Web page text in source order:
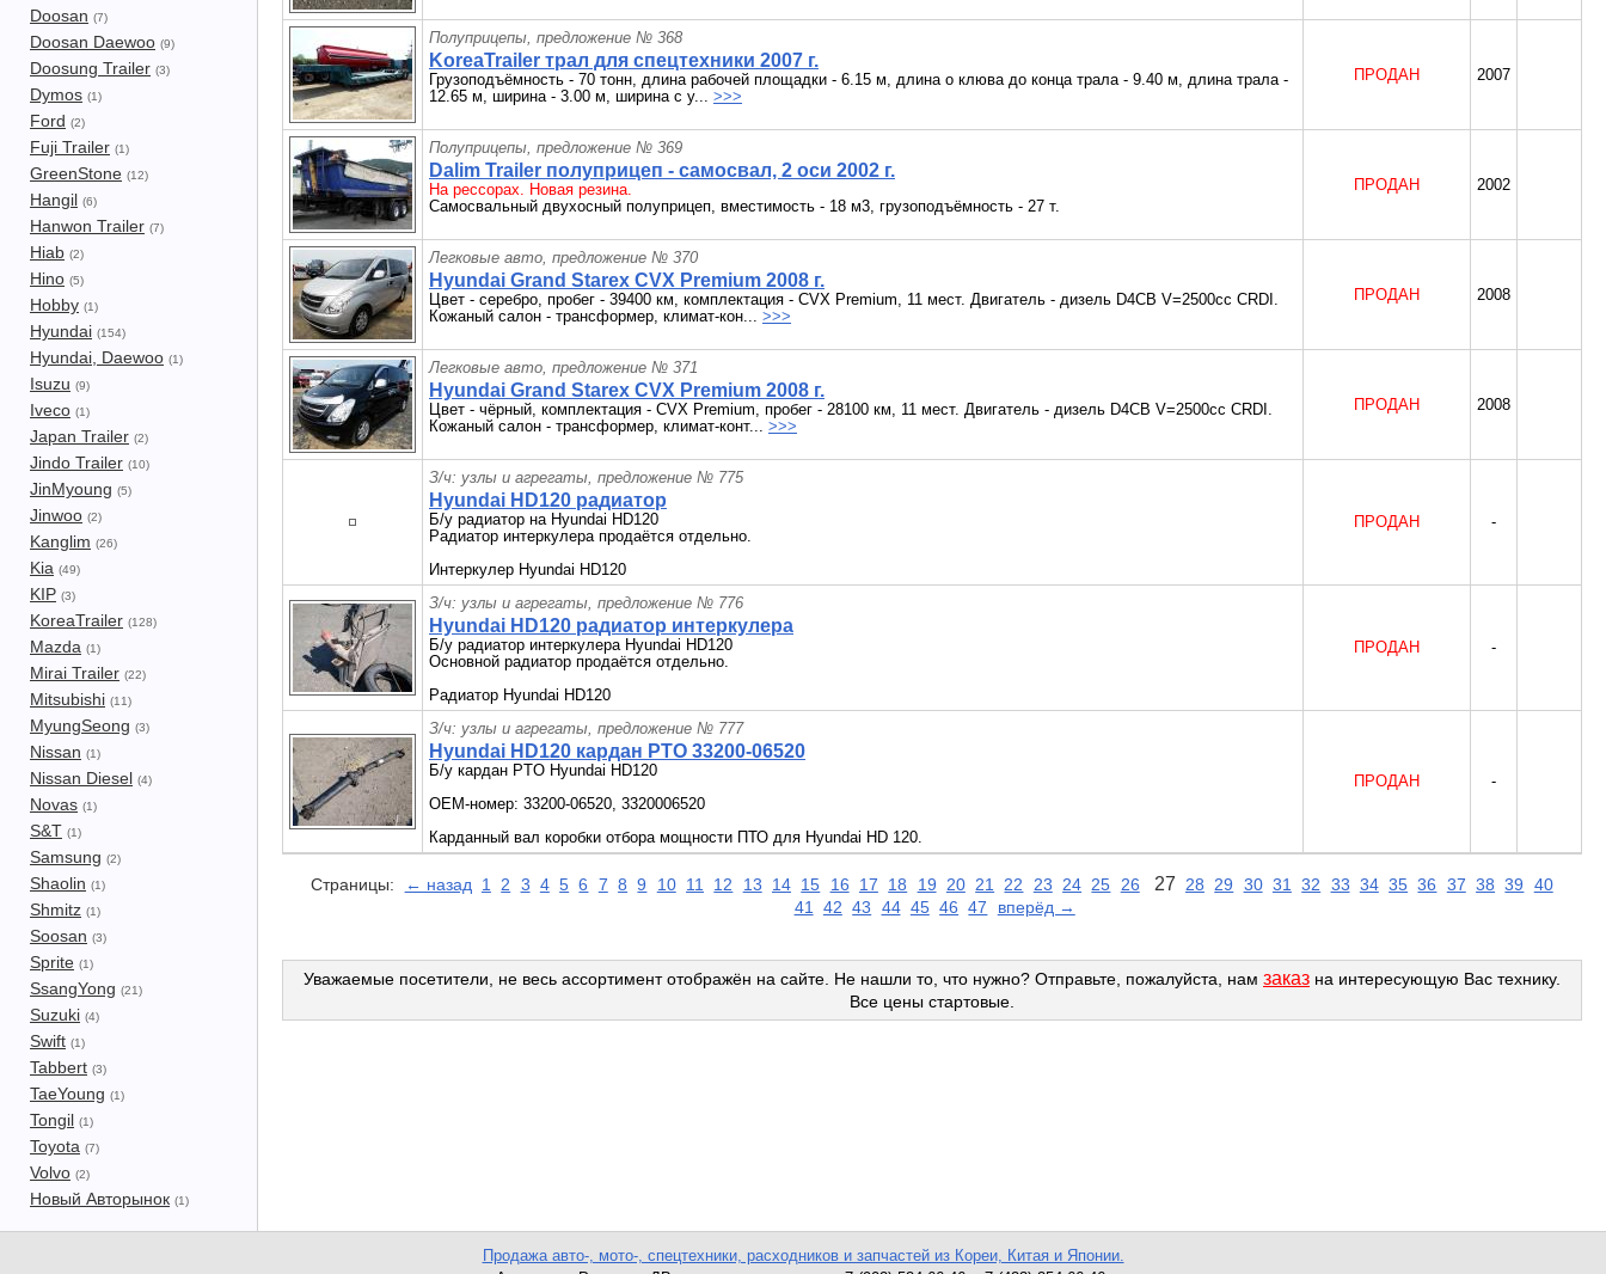
Doosan (7)
Doosan Daewoo (9)
Doosung Trailer (3)
Dymos (1)
Ford (2)
Fuji Trailer (1)
GreenStone (12)
Hangil (6)
Hanwon Trailer (7)
Hiab (2)
Hino (5)
Hobby (1)
Hyundai (154)
Hyundai, Daewoo (1)
Isuzu (9)
Iveco (1)
Japan Trailer (2)
Jindo Trailer (10)
JinMyoung (5)
Jinwoo (2)
Kanglim (26)
Kia (49)
KIP (3)
KoreaTrailer (128)
Mazda (1)
Mirai Trailer (22)
Mitsubishi (11)
MyungSeong (3)
Nissan (1)
Nissan Diesel (4)
Novas (1)
S&T (1)
Samsung (2)
Shaolin (1)
Shmitz (1)
Soosan (3)
Sprite (1)
SsangYong (21)
Suzuki (4)
Swift (1)
Tabbert (3)
TaeYoung (1)
Tongil (1)
Toyota (7)
Volvo (2)
Новый Авторынок (1)
Полуприцепы, предложение № 368
KoreaTrailer трал для спецтехники 2007 г.
Грузоподъёмность - 70 тонн, длина рабочей площадки - 6.15 м, длина о клюва до конца трала - 9.40 м, длина трала -
12.65 м, ширина - 3.00 м, ширина с у... >>>
ПРОДАН 2007
Полуприцепы, предложение № 369
Dalim Trailer полуприцеп - самосвал, 2 оси 2002 г.
На рессорах. Новая резина.
Самосвальный двухосный полуприцеп, вместимость - 18 м3, грузоподъёмность - 27 т.
ПРОДАН 2002
Легковые авто, предложение № 370
Hyundai Grand Starex CVX Premium 2008 г.
Цвет - серебро, пробег - 39400 км, комплектация - CVX Premium, 11 мест. Двигатель - дизель D4CB V=2500cc CRDI.
Кожаный салон - трансформер, климат-кон... >>>
ПРОДАН 2008
Легковые авто, предложение № 371
Hyundai Grand Starex CVX Premium 2008 г.
Цвет - чёрный, комплектация - CVX Premium, пробег - 28100 км, 11 мест. Двигатель - дизель D4CB V=2500cc CRDI.
Кожаный салон - трансформер, климат-конт... >>>
ПРОДАН 2008
З/ч: узлы и агрегаты, предложение № 775
Hyundai HD120 радиатор
Б/у радиатор на Hyundai HD120
Радиатор интеркулера продаётся отдельно.
Интеркулер Hyundai HD120
ПРОДАН -
З/ч: узлы и агрегаты, предложение № 776
Hyundai HD120 радиатор интеркулера
Б/у радиатор интеркулера Hyundai HD120
Основной радиатор продаётся отдельно.
Радиатор Hyundai HD120
ПРОДАН -
З/ч: узлы и агрегаты, предложение № 777
Hyundai HD120 кардан PTO 33200-06520
Б/у кардан PTO Hyundai HD120
OEM-номер: 33200-06520, 3320006520
Карданный вал коробки отбора мощности ПТО для Hyundai HD 120.
ПРОДАН -
Страницы: ← назад 1 2 3 4 5 6 7 8 9 10 11 12 13 14 15 16 17 18 19 20 21 22 23 24 25 26 27 28 29 30 31 32 33 34 35 36 37 38 39
40
41
42 43 44 45 46 47 вперёд →
Уважаемые посетители, не весь ассортимент отображён на сайте. Не нашли то, что нужно? Отправьте, пожалуйста, нам заказ на интересующую Вас технику.
Все цены стартовые.
Продажа авто-, мото-, спецтехники, расходников и запчастей из Кореи, Китая и Японии.